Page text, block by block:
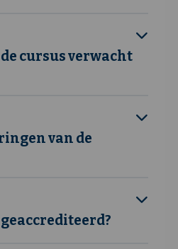
cursus verwacht
van de